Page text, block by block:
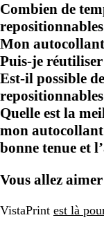
Combien de
Mon
Puis-je
Est-il possible
Quelle est la
mon
bonne tenue et
Vous allez
VistaPrint est là